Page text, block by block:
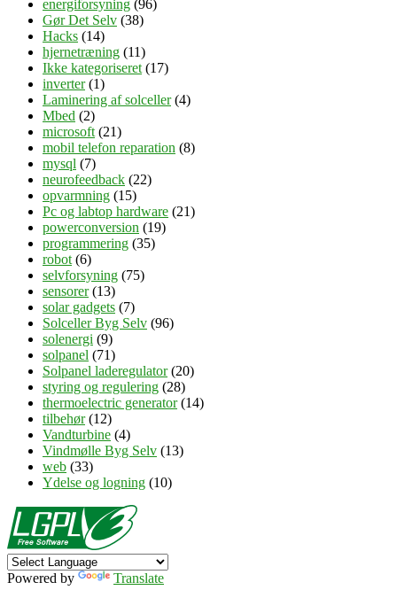
energiforsyning (96)
Gør Det Selv (38)
Hacks (14)
hjernetræning (11)
Ikke kategoriseret (17)
inverter(1)
Laminering af solceller(4)
Mbed (2)
microsoft (21)
mobil telefon reparation (8)
mysql (7)
neurofeedback (22)
opvarmning (15)
Pc og labtop hardware (21)
powerconversion (19)
programmering (35)
robot (6)
selvforsyning (75)
sensorer(13)
solar gadgets (7)
Solceller Byg Selv (96)
solenergi (9)
solpanel (71)
Solpanel laderegulator(20)
styring og regulering (28)
thermoelectric generator(14)
tilbehør(12)
Vandturbine (4)
Vindmølle Byg Selv (13)
web (33)
Ydelse og logning (10)
Powered by Translate